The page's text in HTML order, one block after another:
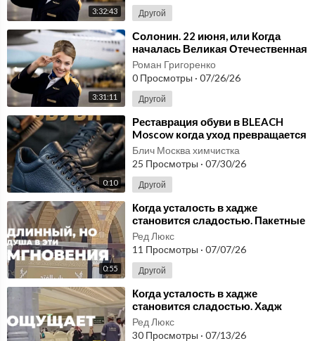
3:32:43 Другой
3:31:11
⁣Солонин. 22 июня, или Когда
началась Великая Отечественная
война (испанский) 1.mp3
Роман Григоренко
0 Просмотры · 07/26/26
Другой
0:10
⁣Реставрация обуви в BLEACH
Moscow когда уход превращается
в настоящее искусство
Блич Москва химчистка
25 Просмотры · 07/30/26
Другой
0:55
⁣Когда усталость в хадже
становится сладостью. ⁣Пакетные
туры на хадж
Ред Люкс
11 Просмотры · 07/07/26
Другой
⁣Когда усталость в хадже
становится сладостью. Хадж
туроператоры.
Ред Люкс
30 Просмотры · 07/13/26